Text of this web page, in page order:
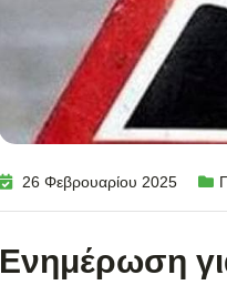
26 Φεβρουαρίου 2025
Ενημέρωση